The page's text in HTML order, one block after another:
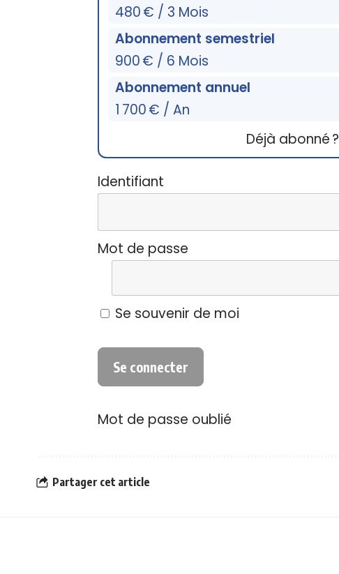
480 € / 3 Mois
Abonnement semestriel
900 € / 6 Mois
Abonnement annuel
1 700 € / An
Déjà abonné ?
Identifiant
Mot de passe
Se souvenir de moi
Mot de passe oublié
Partager cet article